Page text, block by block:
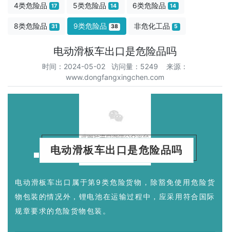
4类危险品 17 5类危险品 14 6类危险品 14
8类危险品 31 9类危险品 38 非危化工品 5
电动滑板车出口是危险品吗
时间：2024-05-02 访问量：5249 来源：
www.dongfangxingchen.com
电动滑板车出口是危险品吗
电动滑板车出口属于第9类危险货物，除豁免使用危险货
物包装的情况外，锂电池在运输过程中，应采用符合国际
规章要求的危险货物包装。